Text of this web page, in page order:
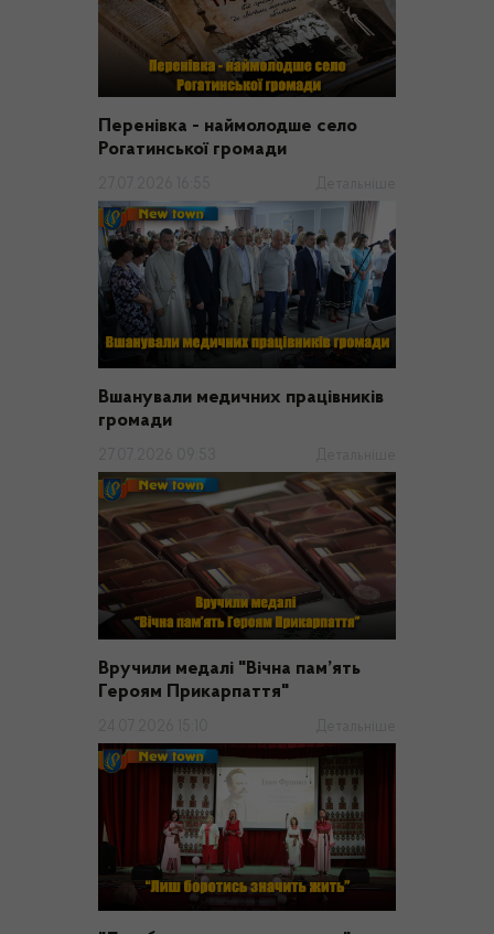
Перенівка - наймолодше село
Рогатинської громади
Вшанували медичних працівників
громади
Вручили медалі "Вічна пам’ять
Героям Прикарпаття"